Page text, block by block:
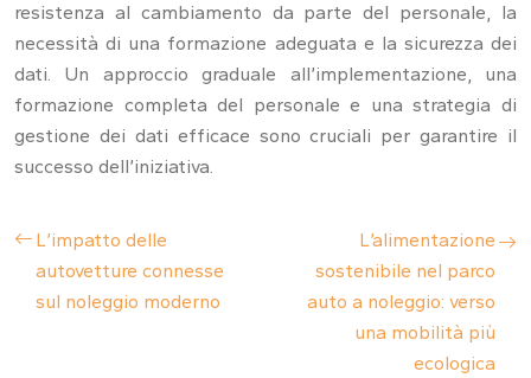
resistenza al cambiamento da parte del personale, la
necessità di una formazione adeguata e la sicurezza dei
dati. Un approccio graduale all’implementazione, una
formazione completa del personale e una strategia di
gestione dei dati efficace sono cruciali per garantire il
successo dell’iniziativa.
L’impatto delle
autovetture connesse
sul noleggio moderno
L’alimentazione
sostenibile nel parco
auto a noleggio: verso
una mobilità più
ecologica